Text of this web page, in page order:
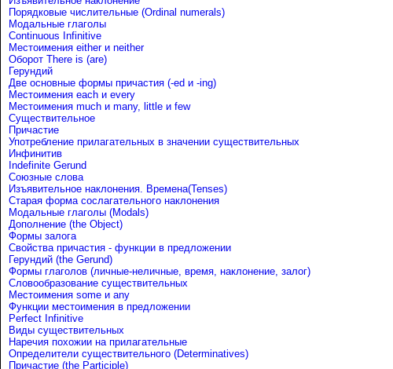
Порядковые числительные (Ordinal numerals)
Модальные глаголы
Continuous Infinitive
Местоимения either и neither
Оборот There is (are)
Герундий
Две основные формы причастия (-ed и -ing)
Местоимения each и every
Местоимения much и many, little и few
Существительное
Причастие
Употребление прилагательных в значении существительных
Инфинитив
Indefinite Gerund
Союзные слова
Изъявительное наклонения. Времена(Tenses)
Старая форма сослагательного наклонения
Модальные глаголы (Modals)
Дополнение (the Object)
Формы залога
Свойства причастия - функции в предложении
Герундий (the Gerund)
Формы глаголов (личные-неличные, время, наклонение, залог)
Словообразование существительных
Местоимения some и any
Функции местоимения в предложении
Perfect Infinitive
Виды существительных
Наречия похожии на прилагательные
Определители существительного (Determinatives)
Причастие (the Participle)